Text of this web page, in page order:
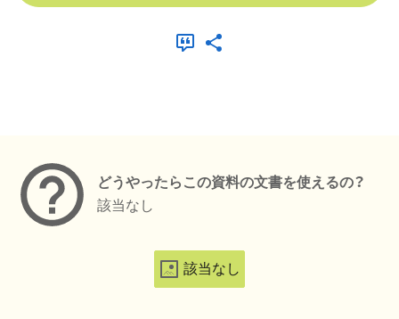
どうやったらこの資料の文書を使えるの？
該当なし
該当なし